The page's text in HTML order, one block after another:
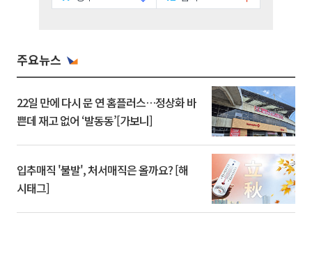
주요뉴스
22일 만에 다시 문 연 홈플러스…정상화 바
쁜데 재고 없어 ‘발동동’[가보니]
입추매직 '불발', 처서매직은 올까요? [해
시태그]